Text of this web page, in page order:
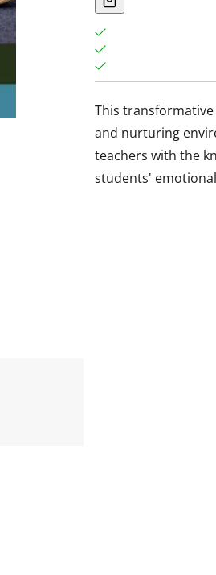
This
and nurturing
teachers with the
students'